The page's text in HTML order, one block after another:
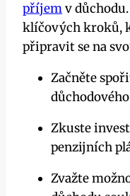
příjemv
klíčových kroků,
připravit se na
Začněte
Zkuste
penzijních
Zvažte